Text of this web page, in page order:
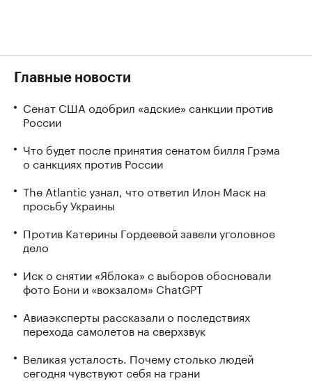
Главные новости
Сенат США одобрил «адские» санкции против
России
Что будет после принятия сенатом билля Грэма
о санкциях против России
The Atlantic узнал, что ответил Илон Маск на
просьбу Украины
Против Катерины Гордеевой завели уголовное
дело
Иск о снятии «Яблока» с выборов обосновали
фото Бони и «вокзалом» ChatGPT
Авиаэксперты рассказали о последствиях
перехода самолетов на сверхзвук
Великая усталость. Почему столько людей
сегодня чувствуют себя на грани